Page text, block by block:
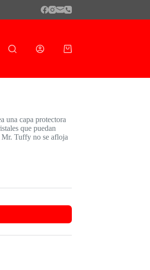
Shopping
una capa protectora
que puedan
Mr. Tuffy no se afloja